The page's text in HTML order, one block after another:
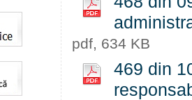
pdf, 634 KB
469 din